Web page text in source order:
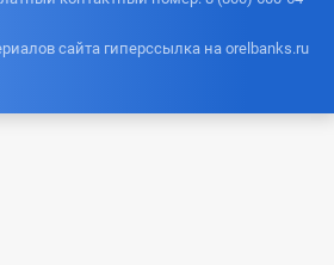
сайта гиперссылка на orelbanks.ru